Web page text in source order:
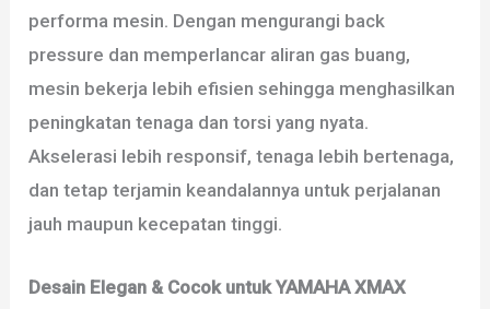
performa mesin. Dengan mengurangi back
pressure dan memperlancar aliran gas buang,
mesin bekerja lebih efisien sehingga menghasilkan
peningkatan tenaga dan torsi yang nyata.
Akselerasi lebih responsif, tenaga lebih bertenaga,
dan tetap terjamin keandalannya untuk perjalanan
jauh maupun kecepatan tinggi.
Desain Elegan & Cocok untuk YAMAHA XMAX